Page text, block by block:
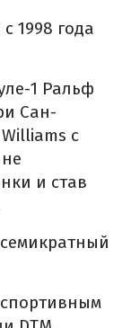
1998 года
1 Ральф
Сан-
с
и став